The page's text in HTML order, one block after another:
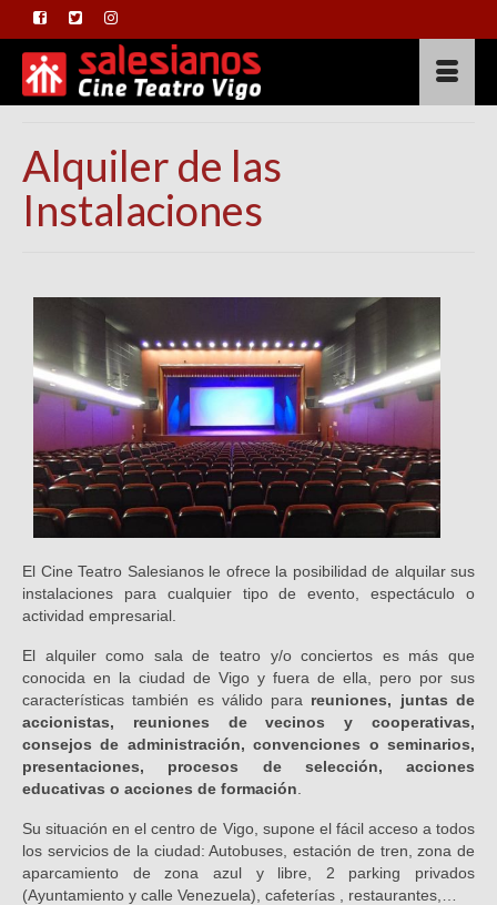
Alquiler de las
Instalaciones
El Cine Teatro Salesianos le ofrece la posibilidad de alquilar sus
instalaciones para cualquier tipo de evento, espectáculo o
actividad empresarial.
El alquiler como sala de teatro y/o conciertos es más que
conocida en la ciudad de Vigo y fuera de ella, pero por sus
características también es válido para reuniones, juntas de
accionistas, reuniones de vecinos y cooperativas,
consejos de administración, convenciones o seminarios,
presentaciones, procesos de selección, acciones
educativas o acciones de formación
Su situación en el centro de Vigo, supone el fácil acceso a todos
los servicios de la ciudad: Autobuses, estación de tren, zona de
aparcamiento de zona azul y libre, 2 parking privados
(Ayuntamiento y calle Venezuela), cafeterías , restaurantes,…